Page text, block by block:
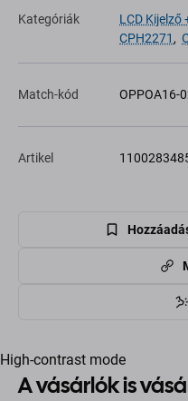
Kategóriák LCD Kijelző
CPH2271,
Match-kód OPPOA16-
Artikel
High-contrast mode
A vásárlók is